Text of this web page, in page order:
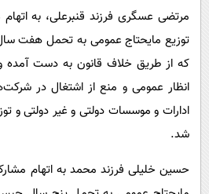
مرتضی عسگری فرزند قنبرعلی، به
توزیع مایحتاج عمومی به تحمل هفت
انظار عمومی و منع از اشتغال در
ادارات و موسسات دولتی و غیر دولتی و
شد.
حسین خلیلی فرزند محمد به اتهام